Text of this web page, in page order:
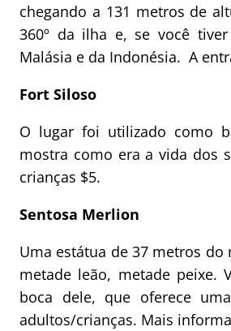
chegando a 131 metros de
360º da ilha e, se você
Malásia e da Indonésia. A
Fort Siloso
O lugar foi utilizado como
mostra como era a vida dos
crianças $5.
Sentosa Merlion
Uma estátua de 37 metros
metade leão, metade peixe.
boca dele, que oferece
adultos/crianças. Mais